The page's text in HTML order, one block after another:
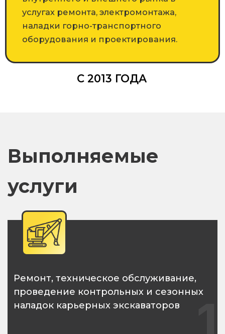
С 2013 ГОДА
услугах ремонта, электромонтажа,
наладки горно-транспортного
оборудования и проектирования.
Выполняемые
услуги
Ремонт, техническое обслуживание,
проведение контрольных и сезонных
наладок карьерных экскаваторов